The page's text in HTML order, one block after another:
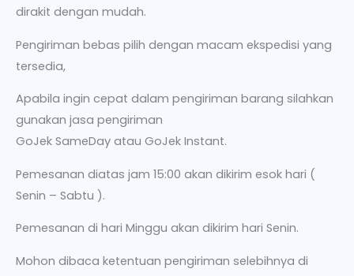
dirakit dengan mudah.
Pengiriman bebas pilih dengan macam ekspedisi yang
tersedia,
Apabila ingin cepat dalam pengiriman barang silahkan
gunakan jasa pengiriman
GoJek SameDay atau GoJek Instant.
Pemesanan diatas jam 15:00 akan dikirim esok hari (
Senin – Sabtu ).
Pemesanan di hari Minggu akan dikirim hari Senin.
Mohon dibaca ketentuan pengiriman selebihnya di